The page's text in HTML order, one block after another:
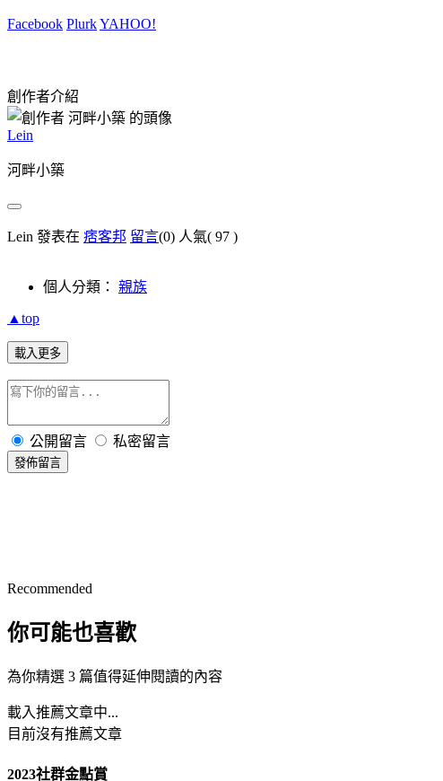
Facebook PlurkYAHOO!
創作者介紹
Lein
河畔小築
Lein 發表在 痞客邦 留言(0) 人氣( 97 )
個人分類： 親族
▲top
載入更多
公開留言 私密留言
發佈留言
Recommended
你可能也喜歡
為你精選 3 篇值得延伸閱讀的內容
載入推薦文章中...
目前沒有推薦文章
2023社群金點賞